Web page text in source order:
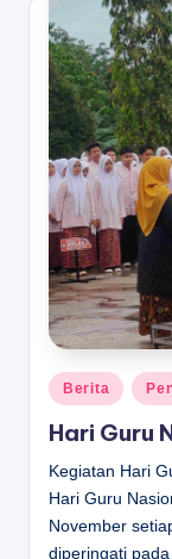
Posted
in
Berita
Hari Guru
Kegiatan Hari
Hari Guru
November
diperingati